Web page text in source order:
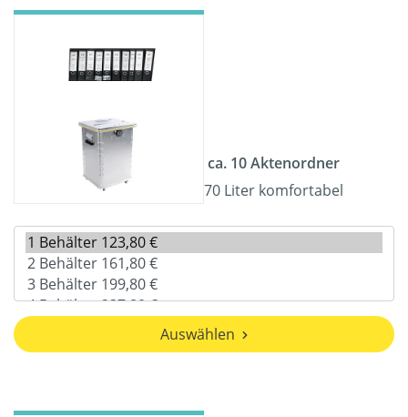
ca. 10 Aktenordner
70 Liter komfortabel
Auswählen